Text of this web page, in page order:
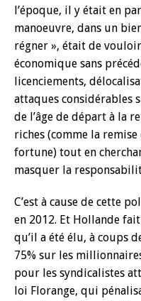
l’époque, il y était en
manoeuvre, dans un
régner », était de
économique sans
licenciements,
attaques considérables
de l’âge de départ à la
riches (comme la
fortune) tout en
masquer la
C’est à cause de cette
en 2012. Et Hollande
qu’il a été élu, à coups
75% sur les
pour les syndicalistes
loi Florange, qui